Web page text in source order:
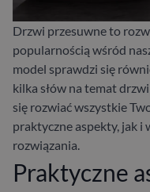
Drzwi przesuwne to
popularnością wśród
model sprawdzi się
kilka słów na temat
się rozwiać wszystkie
praktyczne aspekty, jak i
rozwiązania.
Praktyczne